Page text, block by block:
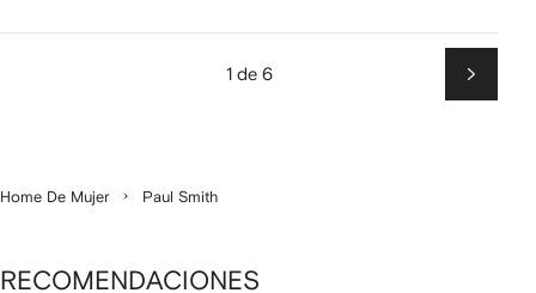
1 de 6
Home De Mujer Paul Smith
RECOMENDACIONES